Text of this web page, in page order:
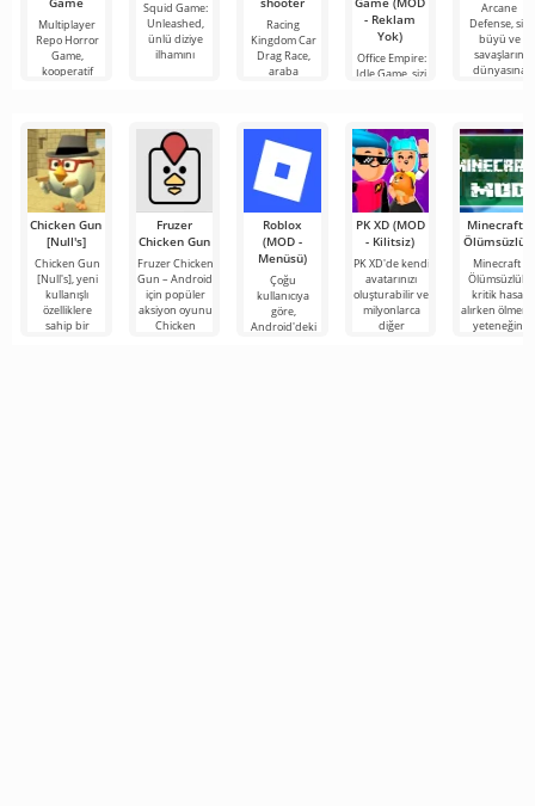
Multiplayer
Repo Horror
Game,
kooperatif
Squid Game:
Unleashed,
ünlü diziye
ilhamını
Racing
Kingdom Car
Drag Race,
araba
- Reklam
Yok)
Office Empire:
Idle Game, sizi
Arcane
Defense, sizi
büyü ve
savaşların
dünyasına
Chicken Gun
[Null's]
Chicken Gun
[Null's], yeni
kullanışlı
özelliklere
sahip bir
Fruzer
Chicken Gun
Fruzer Chicken
Gun – Android
için popüler
aksiyon oyunu
Chicken
Roblox
(MOD -
Menüsü)
Çoğu
kullanıcıya
göre,
Android'deki
PK XD (MOD
- Kilitsiz)
PK XD'de kendi
avatarınızı
oluşturabilir ve
milyonlarca
diğer
Minecraft -
Ölümsüzlük
Minecraft -
Ölümsüzlük,
kritik hasar
alırken
yeteneğini